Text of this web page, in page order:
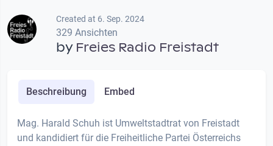
Created at 6. Sep. 2024
329 Ansichten
by Freies Radio Freistadt
Beschreibung Embed
Mag. Harald Schuh ist Umweltstadtrat von Freistadt
und kandidiert für die Freiheitliche Partei Österreichs